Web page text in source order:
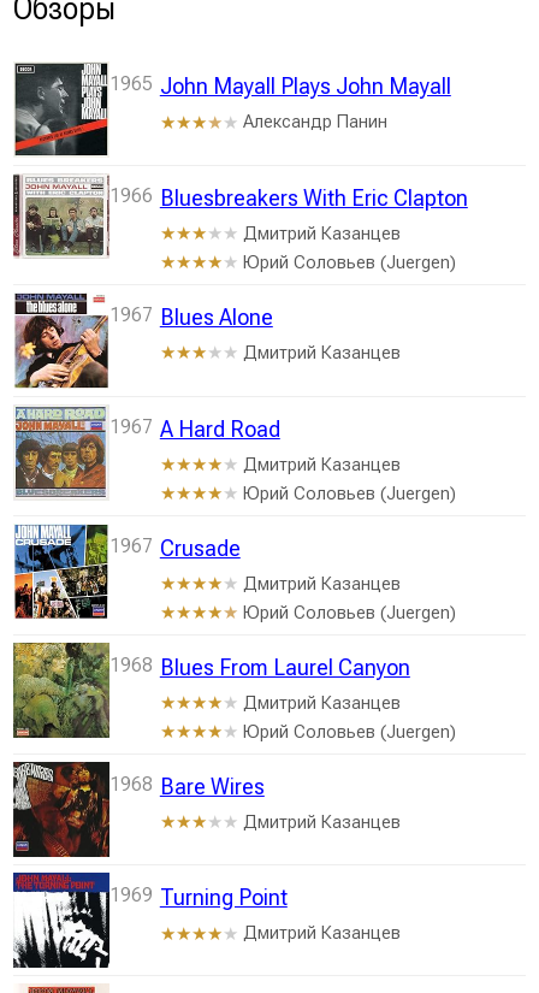
Обзоры
1965 John Mayall Plays John Mayall
★★★★★ Александр Панин
1966 Bluesbreakers With Eric Clapton
★★★★★ Дмитрий Казанцев
★★★★★ Юрий Соловьев (Juergen)
1967 Blues Alone
★★★★★ Дмитрий Казанцев
1967 A Hard Road
★★★★★ Дмитрий Казанцев
★★★★★ Юрий Соловьев (Juergen)
1967 Crusade
★★★★★ Дмитрий Казанцев
★★★★★ Юрий Соловьев (Juergen)
1968 Blues From Laurel Canyon
★★★★★ Дмитрий Казанцев
★★★★★ Юрий Соловьев (Juergen)
1968 Bare Wires
★★★★★ Дмитрий Казанцев
1969 Turning Point
★★★★★ Дмитрий Казанцев